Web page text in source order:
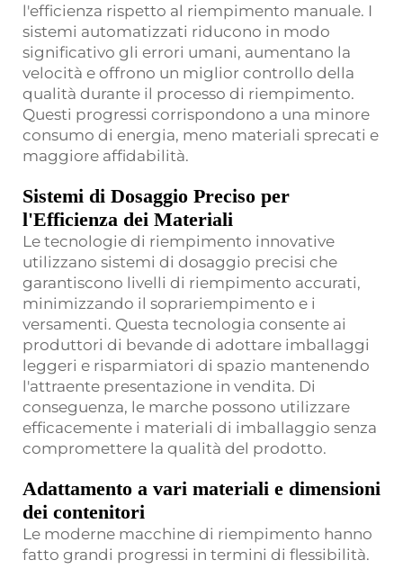
l'efficienza rispetto al riempimento manuale. I
sistemi automatizzati riducono in modo
significativo gli errori umani, aumentano la
velocità e offrono un miglior controllo della
qualità durante il processo di riempimento.
Questi progressi corrispondono a una minore
consumo di energia, meno materiali sprecati e
maggiore affidabilità.
Sistemi di Dosaggio Preciso per
l'Efficienza dei Materiali
Le tecnologie di riempimento innovative
utilizzano sistemi di dosaggio precisi che
garantiscono livelli di riempimento accurati,
minimizzando il soprariempimento e i
versamenti. Questa tecnologia consente ai
produttori di bevande di adottare imballaggi
leggeri e risparmiatori di spazio mantenendo
l'attraente presentazione in vendita. Di
conseguenza, le marche possono utilizzare
efficacemente i materiali di imballaggio senza
compromettere la qualità del prodotto.
Adattamento a vari materiali e dimensioni
dei contenitori
Le moderne macchine di riempimento hanno
fatto grandi progressi in termini di flessibilità.